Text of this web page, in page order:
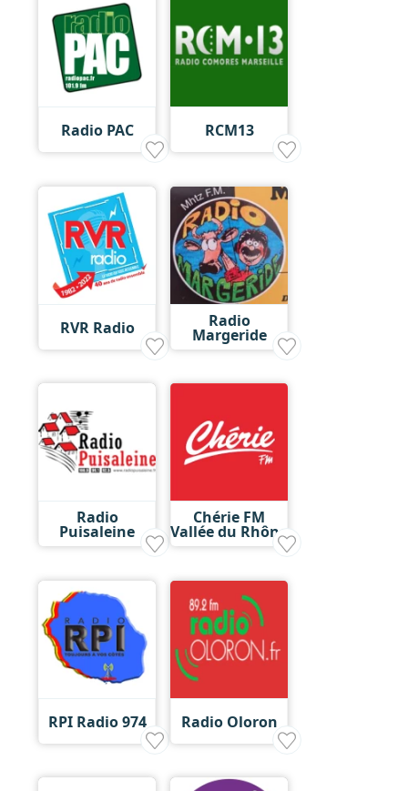
Radio PAC RCM13
RVR Radio Radio
Margeride
Radio
Puisaleine
Chérie FM
Vallée du Rhône
RPI Radio 974 Radio Oloron